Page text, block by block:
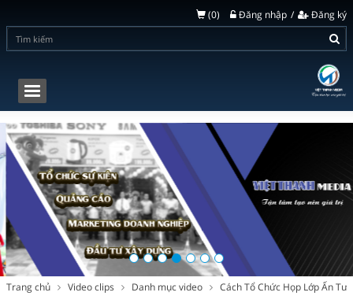
(0) Đăng nhập Đăng ký
Toggle
navigation
Trang chủ Video clips Danh mục video Cách Tổ Chức Họp Lớp Ấn